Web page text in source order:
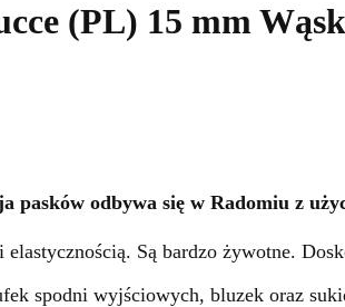
(PL) 15 mm
pasków odbywa się w Radomiu z
Są bardzo żywotne.
spodni wyjściowych, bluzek oraz